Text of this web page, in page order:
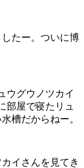
たー。ついに博
ウグウノツカイ
部屋で寝たリュ
槽だからねー。
イさんを見てき